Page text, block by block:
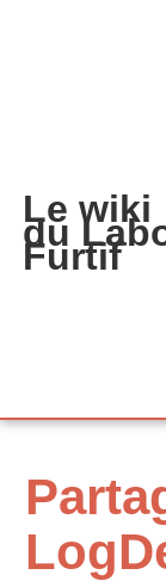
Aller au
Le wiki
du
Furtif